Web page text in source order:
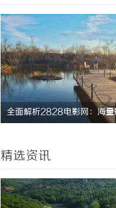
武汉配眼镜 上海配眼镜
精选资讯